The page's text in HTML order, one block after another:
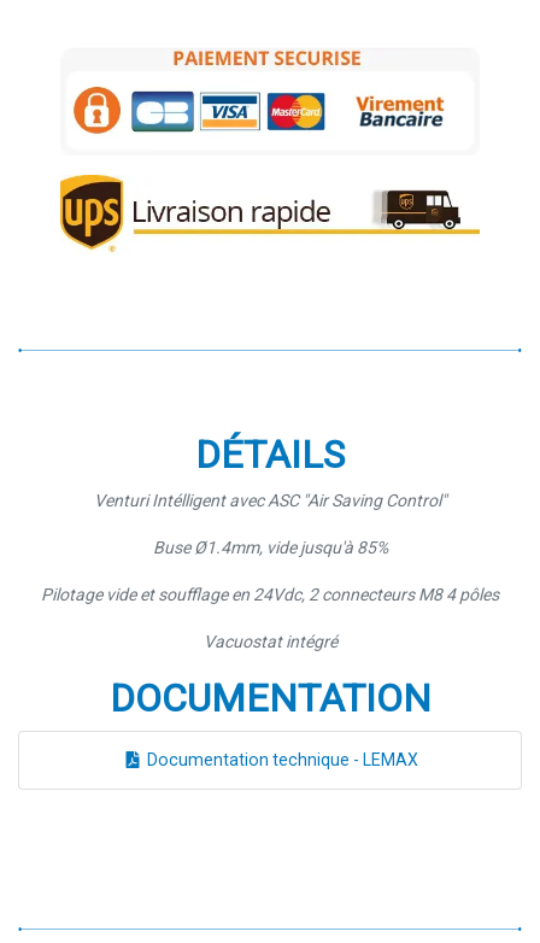
DÉTAILS
Venturi Intélligent avec ASC "Air Saving Control"
Buse Ø1.4mm, vide jusqu'à 85%
Pilotage vide et soufflage en 24Vdc, 2 connecteurs M8 4 pôles
Vacuostat intégré
DOCUMENTATION
Documentation technique - LEMAX